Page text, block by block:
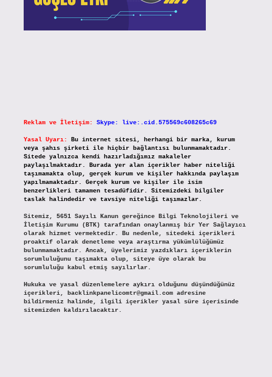
Reklam ve İletişim: Skype: live:.cid.575569c608265c69
Yasal Uyarı:
Bu internet sitesi, herhangi bir marka, kurum
veya şahıs şirketi ile hiçbir bağlantısı bulunmamaktadır.
Sitede yalnızca kendi hazırladığımız makaleler
paylaşılmaktadır. Burada yer alan içerikler haber niteliği
taşımamakta olup, gerçek kurum ve kişiler hakkında paylaşım
yapılmamaktadır. Gerçek kurum ve kişiler ile isim
benzerlikleri tamamen tesadüfidir. Sitemizdeki bilgiler
taslak halindedir ve tavsiye niteliği taşımazlar.
Sitemiz, 5651 Sayılı Kanun gereğince Bilgi Teknolojileri ve
İletişim Kurumu (BTK) tarafından onaylanmış bir Yer Sağlayıcı
olarak hizmet vermektedir. Bu nedenle, sitedeki içerikleri
proaktif olarak denetleme veya araştırma yükümlülüğümüz
bulunmamaktadır. Ancak, üyelerimiz yazdıkları içeriklerin
sorumluluğunu taşımakta olup, siteye üye olarak bu
sorumluluğu kabul etmiş sayılırlar.
Hukuka ve yasal düzenlemelere aykırı olduğunu düşündüğünüz
içerikleri,
backlinkpanelicomtr@gmail.comadresine
bildirmeniz halinde, ilgili içerikler yasal süre içerisinde
sitemizden kaldırılacaktır.